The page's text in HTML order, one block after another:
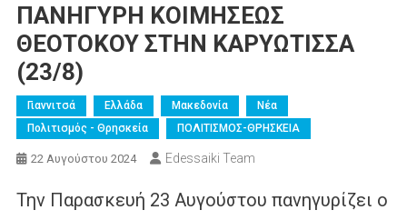
ΠΑΝΗΓΥΡΗ ΚΟΙΜΗΣΕΩΣ
ΘΕΟΤΟΚΟΥ ΣΤΗΝ ΚΑΡΥΩΤΙΣΣΑ
(23/8)
Γιαννιτσά Ελλάδα Μακεδονία
Νέα
Πολιτισμός - Θρησκεία
ΠΟΛΙΤΙΣΜΟΣ-ΘΡΗΣΚΕΙΑ
22 Αυγούστου 2024 Edessaiki Team
Την Παρασκευή 23 Αυγούστου πανηγυρίζει ο